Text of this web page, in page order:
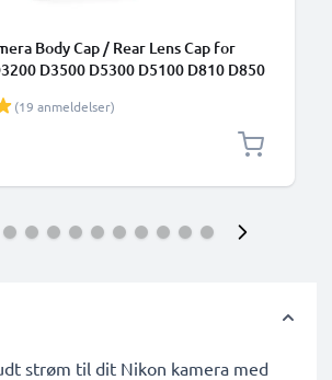
Body Cap / Rear Lens Cap for
D3500 D5300 D5100 D810 D850
(19 anmeldelser)
strøm til dit Nikon kamera med